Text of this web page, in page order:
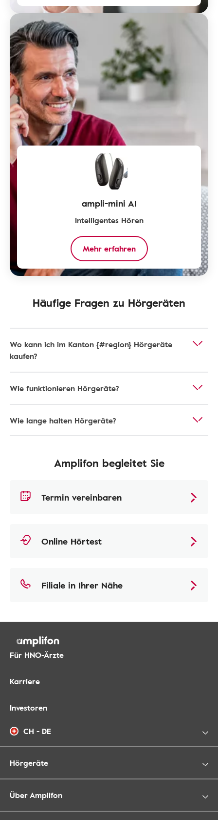
ampli-mini AI
Intelligentes Hören
Mehr erfahren
Häufige Fragen zu Hörgeräten
Wo kann ich im Kanton {#region} Hörgeräte
kaufen?
Wie funktionieren Hörgeräte?
Wie lange halten Hörgeräte?
Amplifon begleitet Sie
Termin vereinbaren
Online Hörtest
Filiale in Ihrer Nähe
Für HNO-Ärzte
Karriere
Investoren
CH - DE
Hörgeräte
Über Amplifon